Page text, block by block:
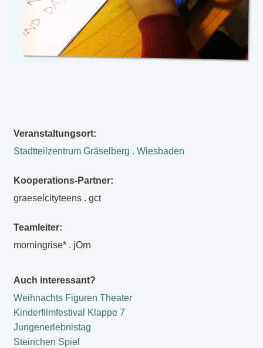
Veranstaltungsort:
Stadtteilzentrum Gräselberg . Wiesbaden
Kooperations-Partner:
graeselcityteens . gct
Teamleiter:
morningrise* . jOrn
Auch interessant?
Weihnachts Figuren Theater
Kinderfilmfestival Klappe 7
Jungenerlebnistag
Steinchen Spiel